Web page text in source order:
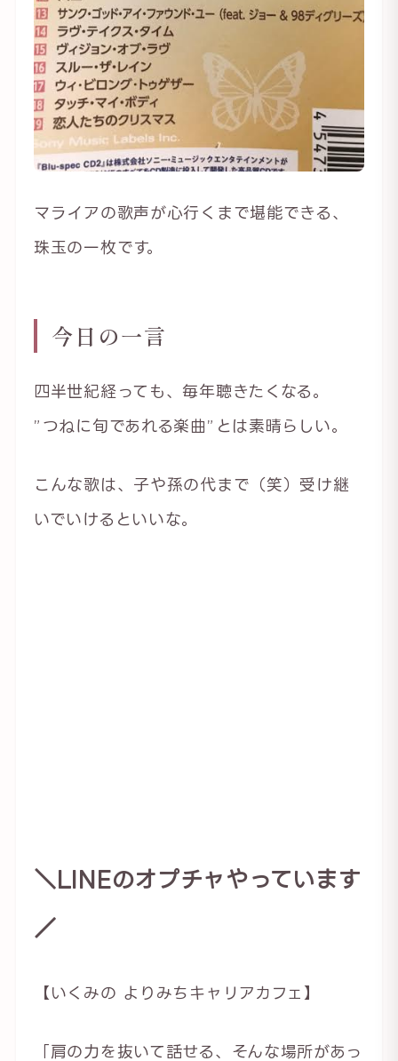
マライアの歌声が心行くまで堪能できる、
珠玉の一枚です。
今日の一言
四半世紀経っても、毎年聴きたくなる。
”つねに旬であれる楽曲”とは素晴らしい。
こんな歌は、子や孫の代まで（笑）受け継
いでいけるといいな。
＼LINEのオプチャやっています
／
【いくみの よりみちキャリアカフェ】
「肩の力を抜いて話せる、そんな場所があっ